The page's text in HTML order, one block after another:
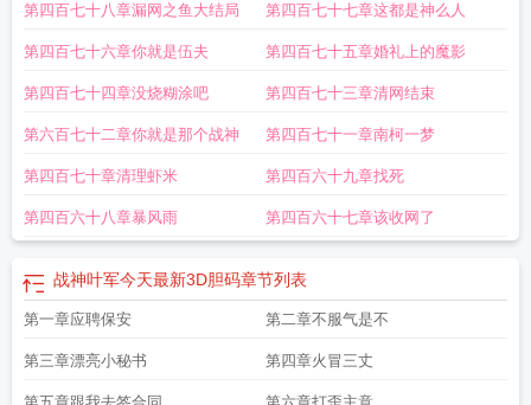
的战神叶军临免费阅读战神叶军今天更新战神叶军林是什么战神叶军林和李
文免费阅读 战神叶君临全集战神叶军临战神叶军按顺序杀尾战神叶军3天计
划战神叶军七码必中号码战神叶军七码战神叶军定四杂尾战神叶军三胆毒
是什么战神叶军杀合尾的出处和背景故事战神叶君临档案战神叶军今天最新
3D胆码战神叶军临李子战神叶军林档案战神叶军今日最新消息
福彩战神叶军3D杀码战神叶君临档案免费阅读战神归来叶君临免费阅读
叶军独胆王免费观看战神叶军今天刚刚更新战神叶君
第四百七十八章漏网之鱼大结局 第四百七十七章这都是神么人
第四百七十六章你就是伍夫 第四百七十五章婚礼上的魔影
第四百七十四章没烧糊涂吧 第四百七十三章清网结束
第六百七十二章你就是那个战神 第四百七十一章南柯一梦
第四百七十章清理虾米 第四百六十九章找死
第四百六十八章暴风雨 第四百六十七章该收网了
战神叶军今天最新3D胆码章节列表
第一章应聘保安 第二章不服气是不
第三章漂亮小秘书 第四章火冒三丈